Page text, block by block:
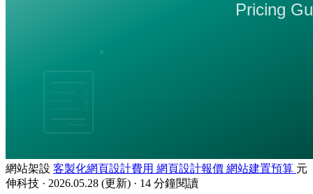
網站架設 客製化網頁設計費用 網頁設計報價 網站建置預算 元
伸科技 · 2026.05.28 (更新) · 14 分鐘閱讀